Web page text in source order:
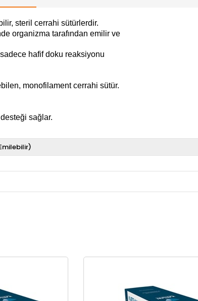
steril cerrahi sütürlerdir.
organizma tarafından emilir ve
hafif doku reaksiyonu
monofilament cerrahi sütür.
sağlar.